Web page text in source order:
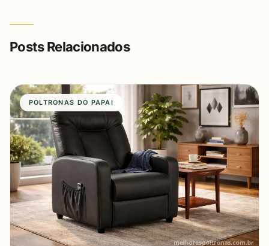
Posts Relacionados
POLTRONAS DO PAPAI